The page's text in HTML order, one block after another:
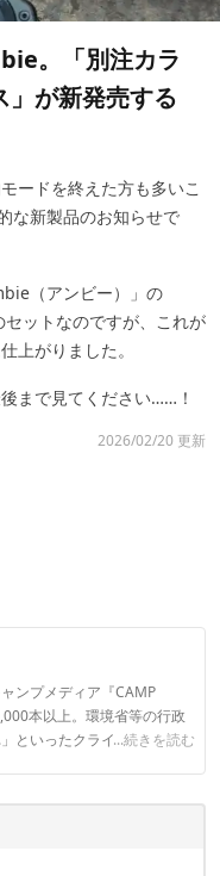
。「別注カラ
」が新発売する
ードを終えた方も多いこ
な新製品のお知らせで
（アンビー）」の
セットなのですが、これが
上がりました。
まで見てください……！
2026/02/20 更新
ンプメディア『CAMP
本以上。環境省等の行政
といったクライアントとの
...続きを読む
ル